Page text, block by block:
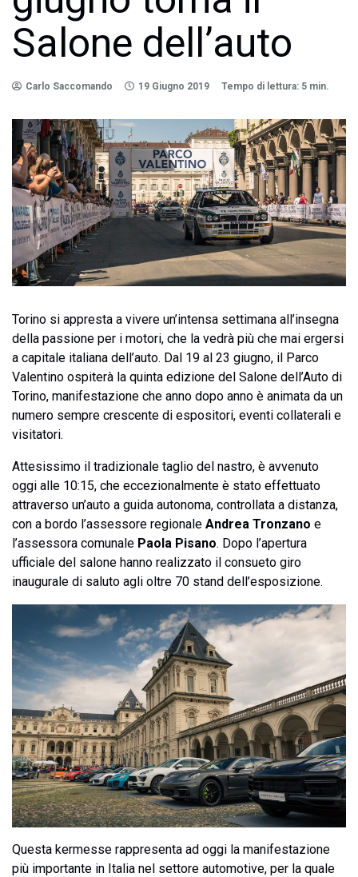
Salone dell’auto
Carlo Saccomando 19 Giugno 2019 Tempo di lettura: 5 min.
Torino si appresta a vivere un’intensa settimana all’insegna
della passione per i motori, che la vedrà più che mai ergersi
a capitale italiana dell’auto. Dal 19 al 23 giugno, il Parco
Valentino ospiterà la quinta edizione del Salone dell’Auto di
Torino, manifestazione che anno dopo anno è animata da un
numero sempre crescente di espositori, eventi collaterali e
visitatori.
Attesissimo il tradizionale taglio del nastro, è avvenuto
oggi alle 10:15, che eccezionalmente è stato effettuato
attraverso un’auto a guida autonoma, controllata a distanza,
con a bordo l’assessore regionale Andrea Tronzano e
l’assessora comunale Paola Pisano. Dopo l’apertura
ufficiale del salone hanno realizzato il consueto giro
inaugurale di saluto agli oltre 70 stand dell’esposizione.
Questa kermesse rappresenta ad oggi la manifestazione
più importante in Italia nel settore automotive, per la quale